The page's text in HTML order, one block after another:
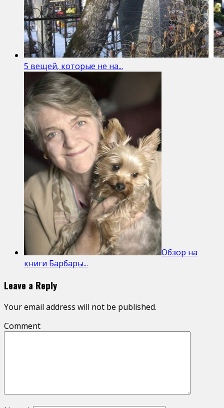
5 вещей, которые не на...
Обзор на
книги Барбары...
Leave a Reply
Your email address will not be published.
Comment